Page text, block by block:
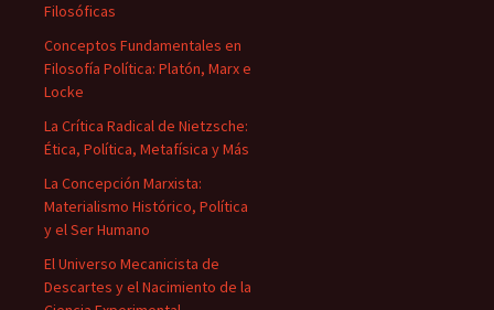
Filosóficas
Conceptos Fundamentales en
Filosofía Política: Platón, Marx e
Locke
La Crítica Radical de Nietzsche:
Ética, Política, Metafísica y Más
La Concepción Marxista:
Materialismo Histórico, Política
y el Ser Humano
El Universo Mecanicista de
Descartes y el Nacimiento de la